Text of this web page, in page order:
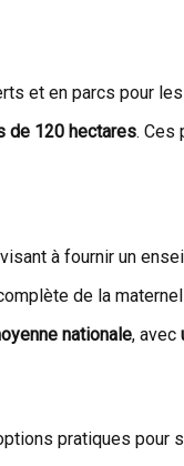
et en parcs pour
de 120 hectares. Ces
à fournir un
de la
nationale, avec
pratiques pour